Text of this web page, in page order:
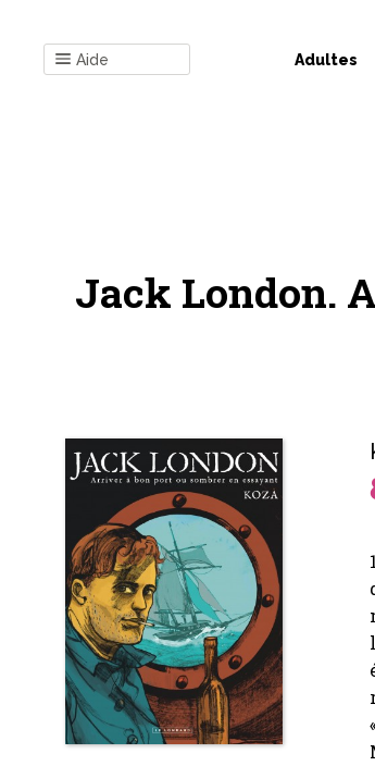
Aide Adultes
Jack London.